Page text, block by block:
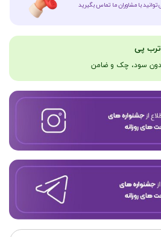
با مشاوران ما تماس بگیرید
پی